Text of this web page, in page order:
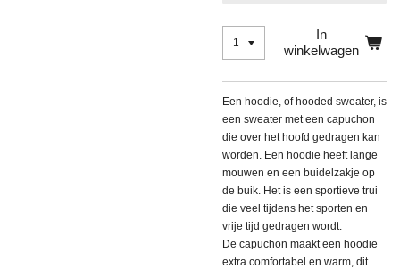
In
winkelwagen
Een hoodie, of hooded sweater, is
een sweater met een capuchon
die over het hoofd gedragen kan
worden. Een hoodie heeft lange
mouwen en een buidelzakje op
de buik. Het is een sportieve trui
die veel tijdens het sporten en
vrije tijd gedragen wordt.
De capuchon maakt een hoodie
extra comfortabel en warm, dit